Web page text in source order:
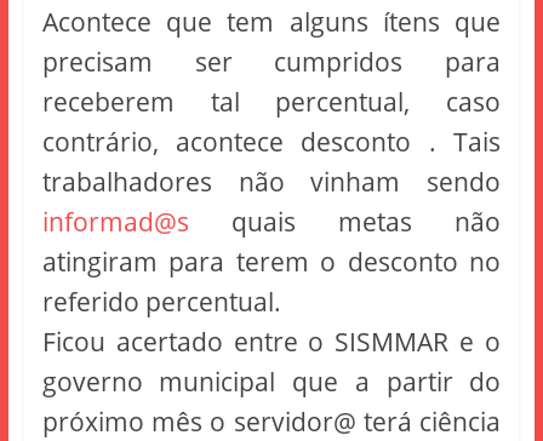
Acontece que tem alguns ítens que
precisam ser cumpridos para
receberem tal percentual, caso
contrário, acontece desconto . Tais
trabalhadores não vinham sendo
informad@s quais metas não
atingiram para terem o desconto no
referido percentual.
Ficou acertado entre o SISMMAR e o
governo municipal que a partir do
próximo mês o servidor@ terá ciência